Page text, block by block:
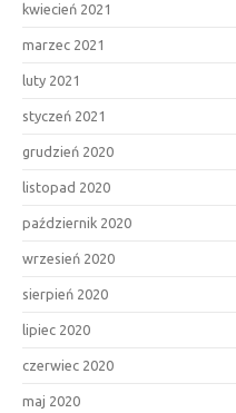
kwiecień 2021
marzec 2021
luty 2021
styczeń 2021
grudzień 2020
listopad 2020
październik 2020
wrzesień 2020
sierpień 2020
lipiec 2020
czerwiec 2020
maj 2020